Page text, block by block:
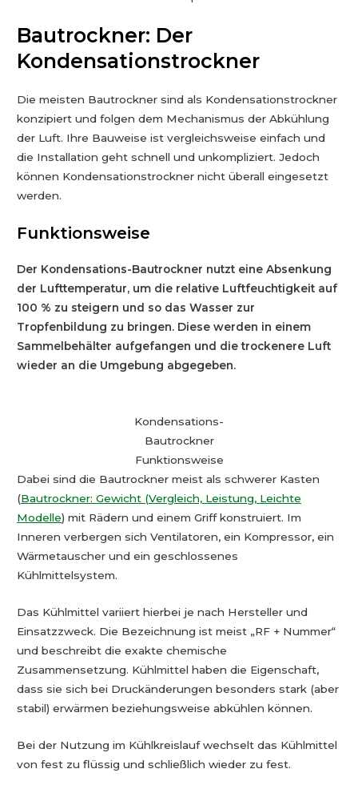
Bautrockner: Der
Kondensationstrockner
Die meisten Bautrockner sind als Kondensationstrockner
konzipiert und folgen dem Mechanismus der Abkühlung
der Luft. Ihre Bauweise ist vergleichsweise einfach und
die Installation geht schnell und unkompliziert. Jedoch
können Kondensationstrockner nicht überall eingesetzt
werden.
Funktionsweise
Der Kondensations-Bautrockner nutzt eine Absenkung
der Lufttemperatur, um die relative Luftfeuchtigkeit auf
100 % zu steigern und so das Wasser zur
Tropfenbildung zu bringen. Diese werden in einem
Sammelbehälter aufgefangen und die trockenere Luft
wieder an die Umgebung abgegeben.
Kondensations-
Bautrockner
Funktionsweise
Dabei sind die Bautrockner meist als schwerer Kasten
(Bautrockner: Gewicht (Vergleich, Leistung, Leichte
Modelle) mit Rädern und einem Griff konstruiert. Im
Inneren verbergen sich Ventilatoren, ein Kompressor, ein
Wärmetauscher und ein geschlossenes
Kühlmittelsystem.
Das Kühlmittel variiert hierbei je nach Hersteller und
Einsatzzweck. Die Bezeichnung ist meist „RF + Nummer“
und beschreibt die exakte chemische
Zusammensetzung. Kühlmittel haben die Eigenschaft,
dass sie sich bei Druckänderungen besonders stark (aber
stabil) erwärmen beziehungsweise abkühlen können.
Bei der Nutzung im Kühlkreislauf wechselt das Kühlmittel
von fest zu flüssig und schließlich wieder zu fest.